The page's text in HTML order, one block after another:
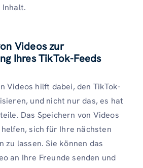
Inhalt.
Videos zur
Ihres TikTok-Feeds
Videos hilft dabei, den TikTok-
und nicht nur das, es hat
Das Speichern von Videos
sich für Ihre nächsten
zu lassen. Sie können das
an Ihre Freunde senden und